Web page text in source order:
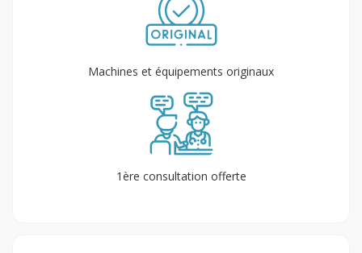
Machines et équipements originaux
1ère consultation offerte